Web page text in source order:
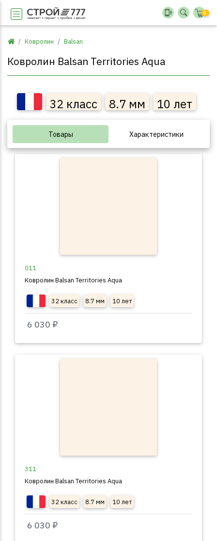
0
Ковролин Balsan
Ковролин Balsan Territories Aqua
32 класс 8.7 мм 10 лет
Товары Характеристики
011
Ковролин Balsan Territories Aqua
32 класс 8.7 мм 10 лет
6 030 ₽
311
Ковролин Balsan Territories Aqua
32 класс 8.7 мм 10 лет
6 030 ₽